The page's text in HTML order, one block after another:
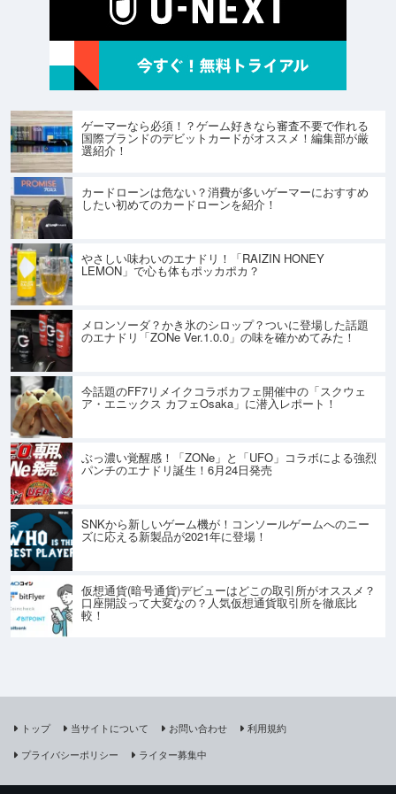
ゲーマーなら必須！？ゲーム好きなら審査不要で作れる
国際ブランドのデビットカードがオススメ！編集部が厳
選紹介！
カードローンは危ない？消費が多いゲーマーにおすすめ
したい初めてのカードローンを紹介！
やさしい味わいのエナドリ！「RAIZIN HONEY
LEMON」で心も体もポッカポカ？
メロンソーダ？かき氷のシロップ？ついに登場した話題
のエナドリ「ZONe Ver.1.0.0」の味を確かめてみた！
今話題のFF7リメイクコラボカフェ開催中の「スクウェ
ア・エニックス カフェOsaka」に潜入レポート！
ぶっ濃い覚醒感！「ZONe」と「UFO」コラボによる強烈
パンチのエナドリ誕生！6月24日発売
SNKから新しいゲーム機が！コンソールゲームへのニー
ズに応える新製品が2021年に登場！
仮想通貨(暗号通貨)デビューはどこの取引所がオススメ？
口座開設って大変なの？人気仮想通貨取引所を徹底比
較！
トップ 当サイトについて お問い合わせ
利用規約
プライバシーポリシー
ライター募集中